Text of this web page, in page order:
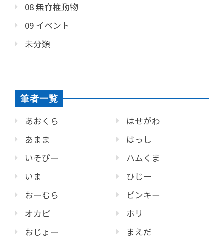
08 無脊椎動物
09 イベント
未分類
筆者一覧
あおくら
あまま
いそぴー
いま
おーむら
オカピ
おじょー
はせがわ
はっし
ハムくま
ひじー
ピンキー
ホリ
まえだ